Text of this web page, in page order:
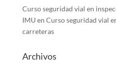
Curso seguridad vial en
IMU en Curso seguridad vial
carreteras
Archivos